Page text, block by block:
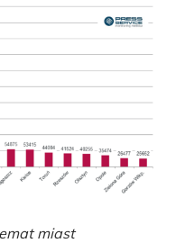
miast